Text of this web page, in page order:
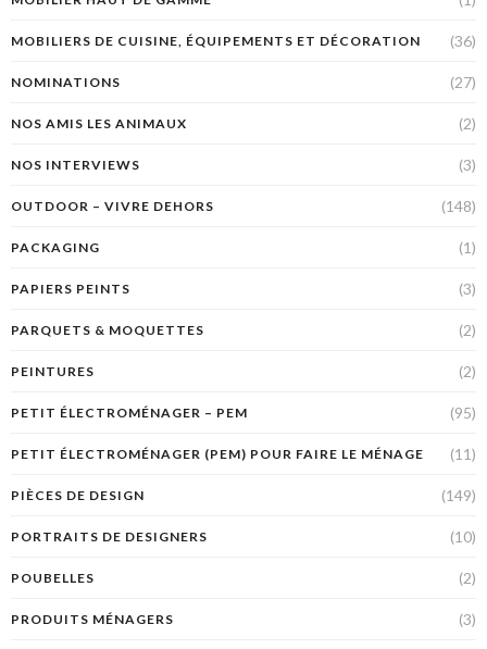
MOBILIERS DE CUISINE, ÉQUIPEMENTS ET DÉCORATION (36)
NOMINATIONS (27)
NOS AMIS LES ANIMAUX (2)
NOS INTERVIEWS (3)
OUTDOOR – VIVRE DEHORS (148)
PACKAGING (1)
PAPIERS PEINTS (3)
PARQUETS & MOQUETTES (2)
PEINTURES (2)
PETIT ÉLECTROMÉNAGER – PEM (95)
PETIT ÉLECTROMÉNAGER (PEM) POUR FAIRE LE MÉNAGE (11)
PIÈCES DE DESIGN (149)
PORTRAITS DE DESIGNERS (10)
POUBELLES (2)
PRODUITS MÉNAGERS (3)